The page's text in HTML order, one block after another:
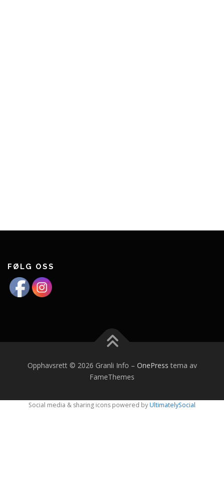
FØLG OSS
Opphavsrett © 2026 Granli Info – OnePress tema av
FameThemes
Social media & sharing icons powered byUltimatelySocial